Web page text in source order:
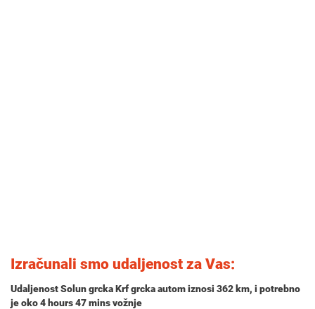
Izračunali smo udaljenost za Vas:
Udaljenost Solun grcka Krf grcka autom iznosi 362 km, i potrebno
je oko4 hours 47 minsvožnje